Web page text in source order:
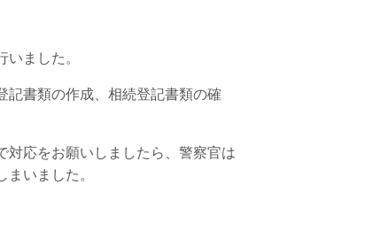
ました。
記書類の作成、相続登記書類の確
対応をお願いしましたら、警察官は
いました。